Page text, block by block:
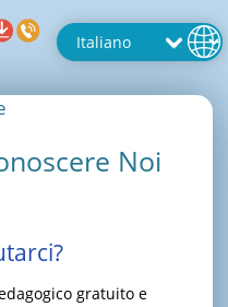
Noi
gratuito e